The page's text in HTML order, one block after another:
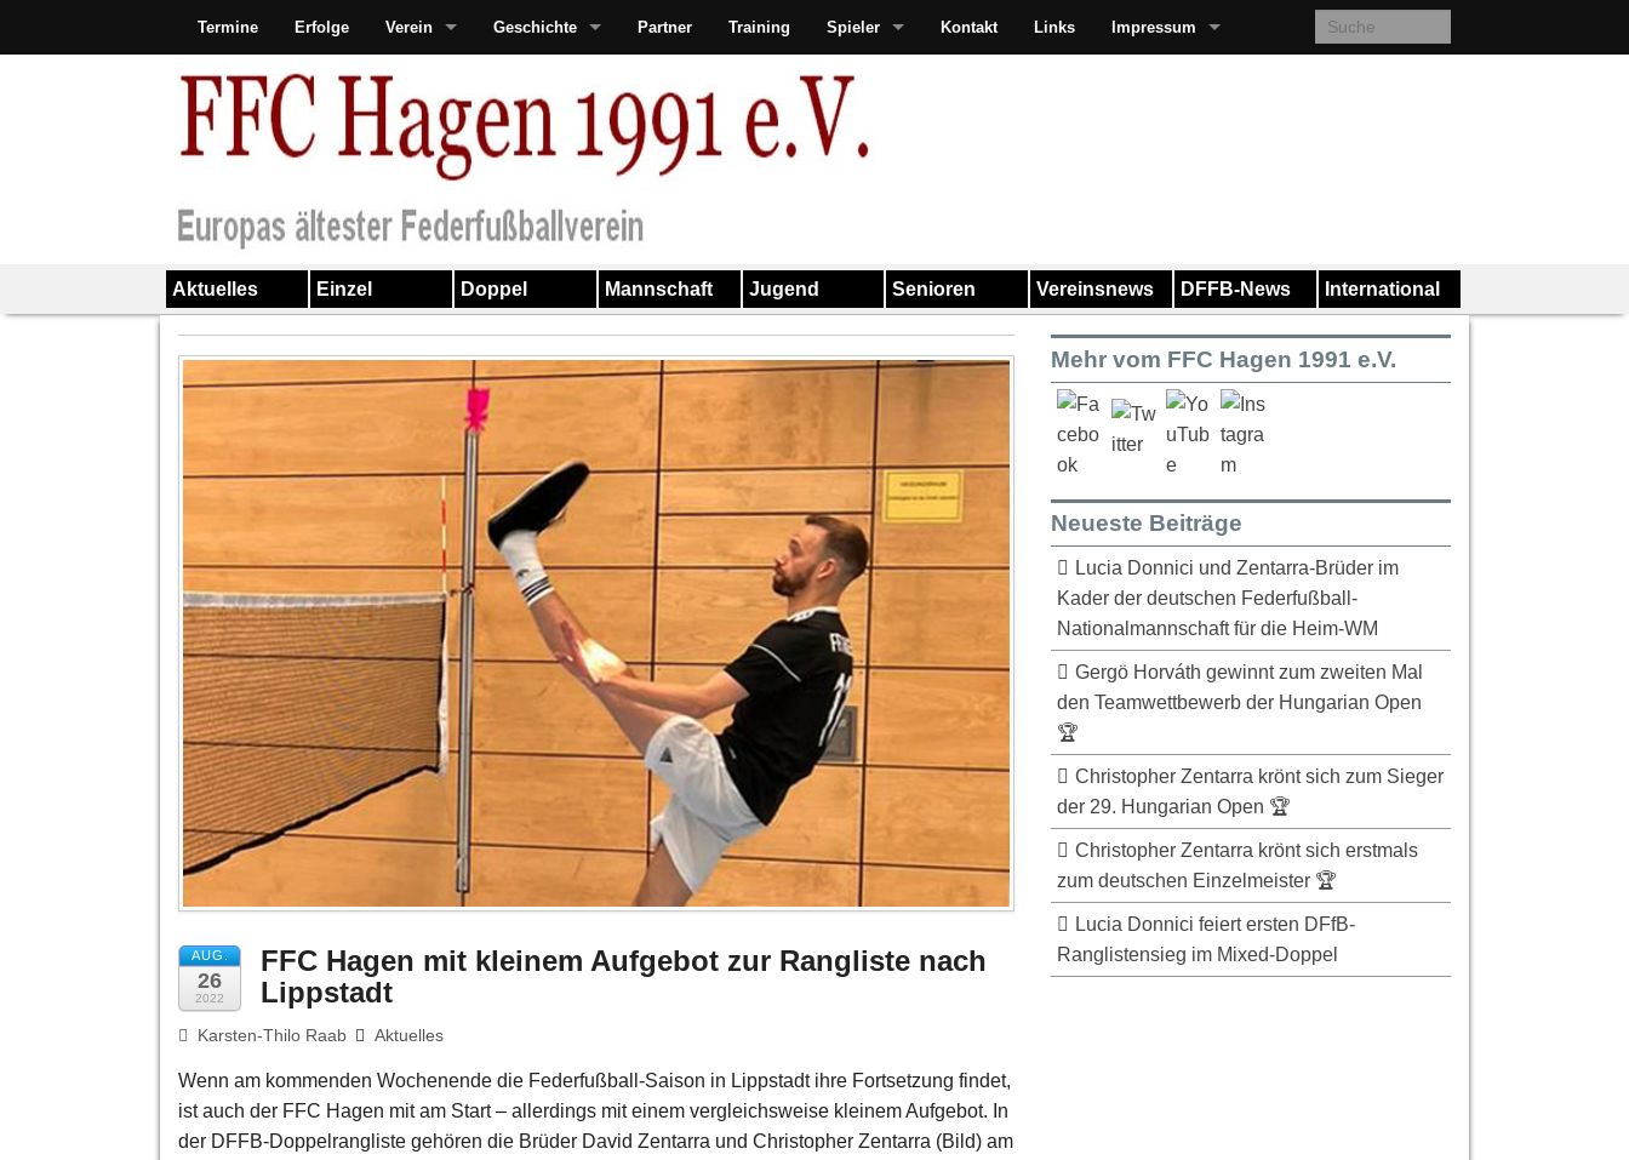
Termine Erfolge Verein Geschichte Partner Training Spieler Kontakt Links Impressum
Aktuelles Einzel Doppel Mannschaft Jugend Senioren Vereinsnews DFFB-News International
AUG.
26
2022
FFC Hagen mit kleinem Aufgebot zur Rangliste nach
Lippstadt
Karsten-Thilo Raab Aktuelles
Wenn am kommenden Wochenende die Federfußball-Saison in Lippstadt ihre Fortsetzung findet,
ist auch der FFC Hagen mit am Start – allerdings mit einem vergleichsweise kleinem Aufgebot. In
der DFFB-Doppelrangliste gehören die Brüder David Zentarra und Christopher Zentarra (Bild) am
Mehr vom FFC Hagen 1991 e.V.
Neueste Beiträge
Lucia Donnici und Zentarra-Brüder im
Kader der deutschen Federfußball-
Nationalmannschaft für die Heim-WM
Gergö Horváth gewinnt zum zweiten Mal
den Teamwettbewerb der Hungarian Open
🏆
Christopher Zentarra krönt sich zum Sieger
der 29. Hungarian Open 🏆
Christopher Zentarra krönt sich erstmals
zum deutschen Einzelmeister 🏆
Lucia Donnici feiert ersten DFfB-
Ranglistensieg im Mixed-Doppel